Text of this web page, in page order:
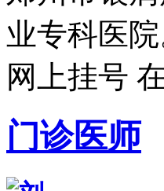
业专科医
网上挂号
门诊医师